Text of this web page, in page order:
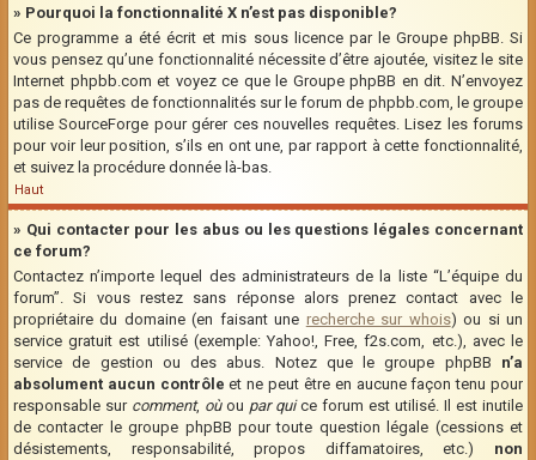
» Pourquoi la fonctionnalité X n’est pas disponible?
Ce programme a été écrit et mis sous licence par le Groupe phpBB. Si
vous pensez qu’une fonctionnalité nécessite d’être ajoutée, visitez le site
Internet phpbb.com et voyez ce que le Groupe phpBB en dit. N’envoyez
pas de requêtes de fonctionnalités sur le forum de phpbb.com, le groupe
utilise SourceForge pour gérer ces nouvelles requêtes. Lisez les forums
pour voir leur position, s’ils en ont une, par rapport à cette fonctionnalité,
et suivez la procédure donnée là-bas.
Haut
» Qui contacter pour les abus ou les questions légales concernant
ce forum?
Contactez n’importe lequel des administrateurs de la liste “L’équipe du
forum”. Si vous restez sans réponse alors prenez contact avec le
propriétaire du domaine (en faisant une recherche sur whois) ou si un
service gratuit est utilisé (exemple: Yahoo!, Free, f2s.com, etc.), avec le
service de gestion ou des abus. Notez que le groupe phpBB n’a
absolument aucun contrôle et ne peut être en aucune façon tenu pour
responsable sur comment, oùou par quice forum est utilisé. Il est inutile
de contacter le groupe phpBB pour toute question légale (cessions et
désistements, responsabilité, propos diffamatoires, etc.) non